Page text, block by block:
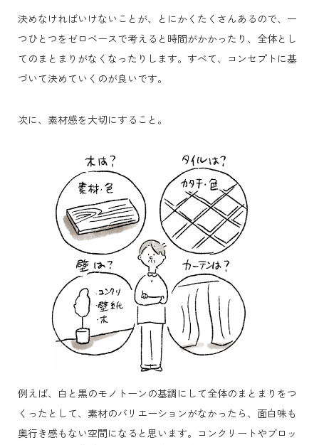
決めなければいけないことが、とにかくたくさんあるので、一
つひとつをゼロベースで考えると時間がかかったり、全体とし
てのまとまりがなくなったりします。 すべて、コンセプトに基
づいて決めていくのが良いです。
次に、素材感を大切にすること。
例えば、白と黒のモノトーンの基調にして全体のまとまりをつ
くったとして、素材のバリエーションがなかったら、面白味も
奥行き感もない空間になると思います。 コンクリートやブロッ